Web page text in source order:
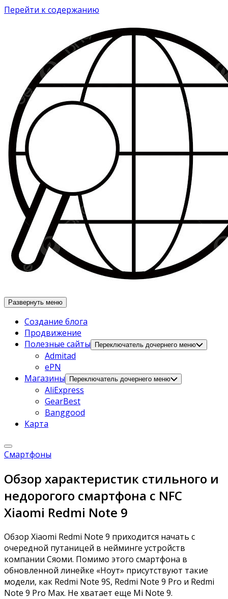
Перейти к содержанию
Развернуть меню
Создание блога
Продвижение
Полезные сайты
Переключатель дочернего меню
Admitad
ePN
Магазины
Переключатель дочернего меню
AliExpress
GearBest
Banggood
Карта
Смартфоны
Обзор характеристик стильного и
недорогого смартфона с NFC
Xiaomi Redmi Note 9
Обзор Xiaomi Redmi Note 9 приходится начать с
очередной путаницей в нейминге устройств
компании Сяоми. Помимо этого смартфона в
обновленной линейке «Ноут» присутствуют такие
модели, как Redmi Note 9S, Redmi Note 9 Pro и Redmi
Note 9 Pro Max. Не хватает еще Mi Note 9.